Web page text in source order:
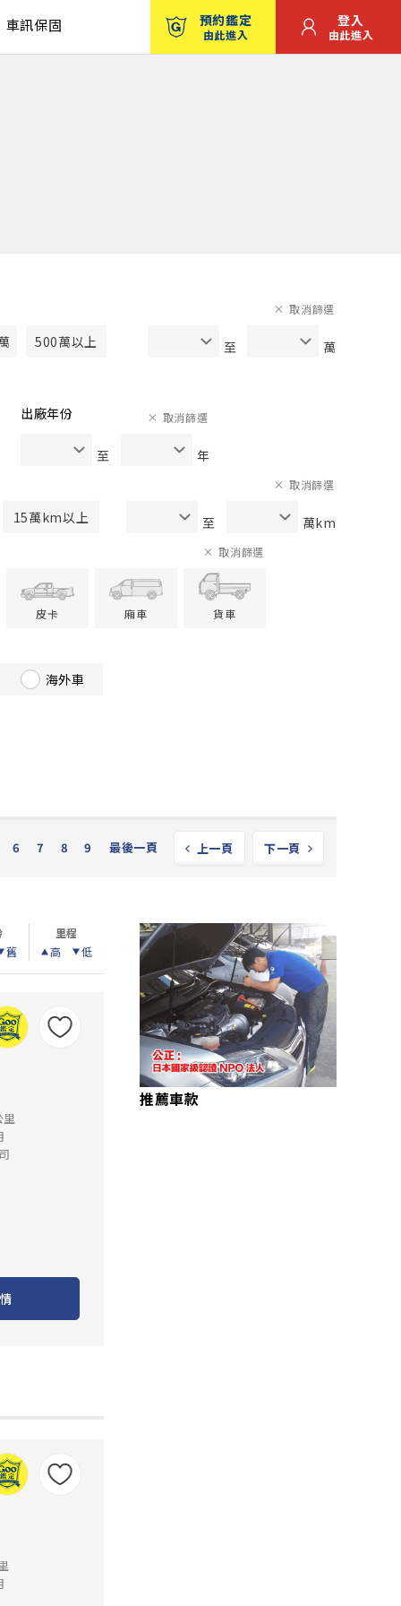
車訊保固 預約鑑定
由此進入
登入
由此進入
500萬以上 至 萬
取消篩選
出廠年份
至 年
取消篩選
15萬km以上 至 萬km
取消篩選
皮卡 廂車 貨車
取消篩選
海外車
6 7 8 9 最後一頁 上一頁 下一頁
舊
里程
高
低
推薦車款